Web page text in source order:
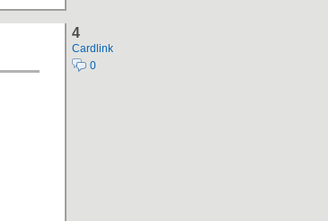
4
Cardlink
0